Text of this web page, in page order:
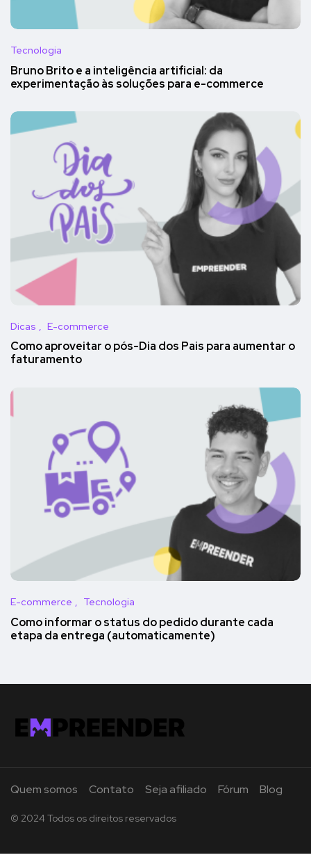
Tecnologia
Bruno Brito e a inteligência artificial: da
experimentação às soluções para e-commerce
Dicas E-commerce
Como aproveitar o pós-Dia dos Pais para aumentar o
faturamento
E-commerce Tecnologia
Como informar o status do pedido durante cada
etapa da entrega (automaticamente)
Quem somos Contato Seja afiliado Fórum Blog
© 2024 Todos os direitos reservados